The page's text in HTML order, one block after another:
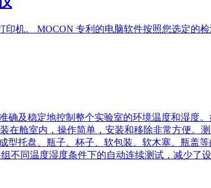
机。 MOCON 专利的电脑软件按照您选定的
确及稳定地控制整个实验室的环境温度和湿度
在舱室内，操作简单，安装和移除非常方便。
托盘、瓶子、杯子、软包装、软木塞、瓶盖
不同温度湿度条件下的自动连续测试，减少了设